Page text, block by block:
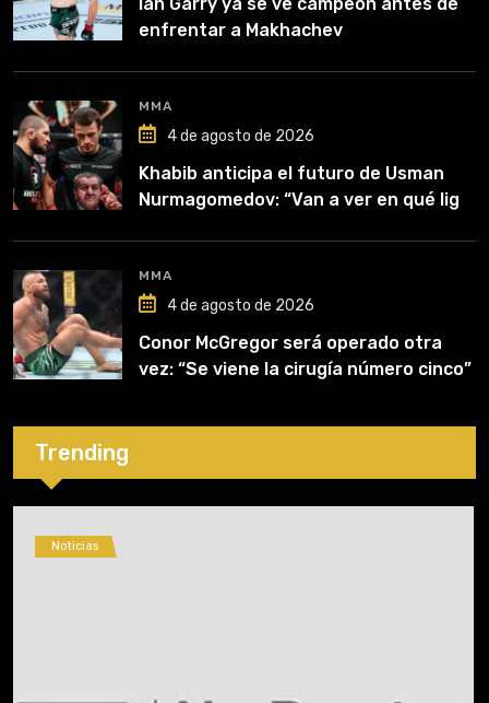
enfrentar a Makhachev
MMA
4 de agosto de 2026
Khabib anticipa el futuro de Usman
Nurmagomedov: “Van a ver en qué liga
MMA
4 de agosto de 2026
Conor McGregor será operado otra
vez: “Se viene la cirugía número cinco”
Trending
Noticias